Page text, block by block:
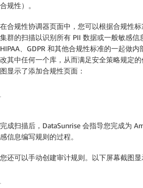
合规性）
。
在合规性协调器页面中，您可以根据合规性
集群的扫描以识别所有 PII 数据或一般敏感信
HIPAA、GDPR 和其他合规性标准的一起做
改其中任何一个库，从而满足安全策略规定
图显示了添加合规性页面：
完成扫描后，DataSunrise 会指导您完成为
感信息编写规则的过程。
您还可以手动创建审计规则。以下屏幕截图显